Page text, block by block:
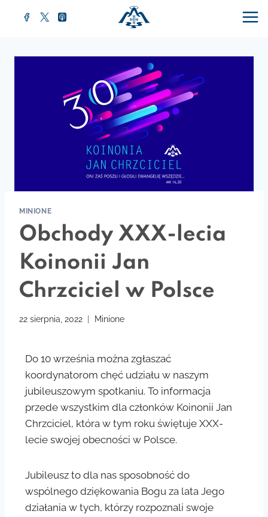
MINIONE
Obchody XXX-lecia
Koinonii Jan
Chrzciciel w Polsce
22 sierpnia, 2022 Minione
Do 10 września można zgłaszać
koordynatorom chęć udziału w naszym
jubileuszowym spotkaniu. To informacja
przede wszystkim dla członków Koinonii Jan
Chrzciciel, która w tym roku świętuje XXX-
lecie swojej obecności w Polsce.
Jubileusz to dla nas sposobność do
wspólnego dziękowania Bogu za lata Jego
działania w tych, którzy rozpoznali swoje